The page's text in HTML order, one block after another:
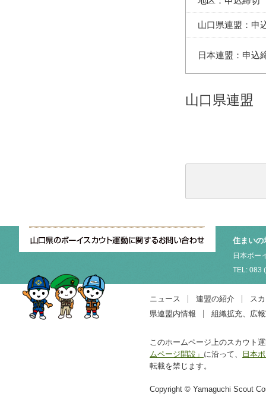
山口県連盟：申
日本連盟：申込
山口県連
住まいの
日本ボー
TEL: 083
ニュース 連盟の紹介
ス
県連盟内情報
組織拡充、広
このホームページ上のスカウト
ムページ開設」 に沿って、
日本
転載を禁じます。
Copyright © Yamaguchi Scout